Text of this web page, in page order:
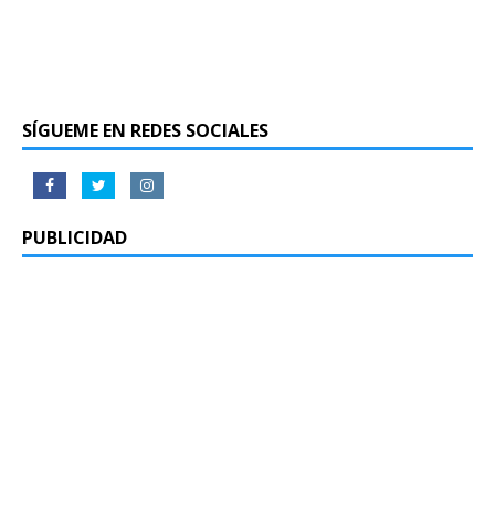
SÍGUEME EN REDES SOCIALES
PUBLICIDAD